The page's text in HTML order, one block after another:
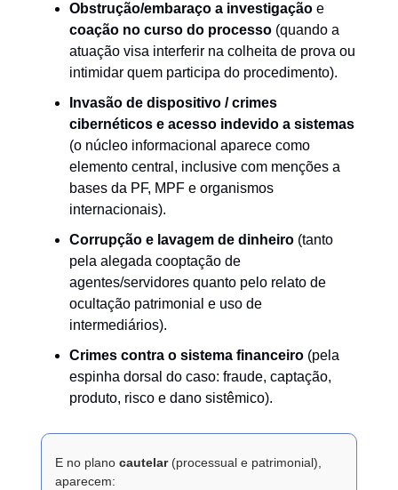
Obstrução/embaraço a investigação e
coação no curso do processo (quando a
atuação visa interferir na colheita de prova ou
intimidar quem participa do procedimento).
Invasão de dispositivo / crimes
cibernéticos e acesso indevido a sistemas
(o núcleo informacional aparece como
elemento central, inclusive com menções a
bases da PF, MPF e organismos
internacionais).
Corrupção e lavagem de dinheiro (tanto
pela alegada cooptação de
agentes/servidores quanto pelo relato de
ocultação patrimonial e uso de
intermediários).
Crimes contra o sistema financeiro (pela
espinha dorsal do caso: fraude, captação,
produto, risco e dano sistêmico).
E no plano cautelar(processual e patrimonial),
aparecem: